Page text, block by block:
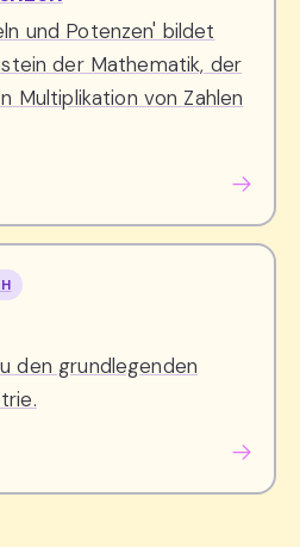
und Potenzen' bildet
der Mathematik, der
Multiplikation von Zahlen
den grundlegenden